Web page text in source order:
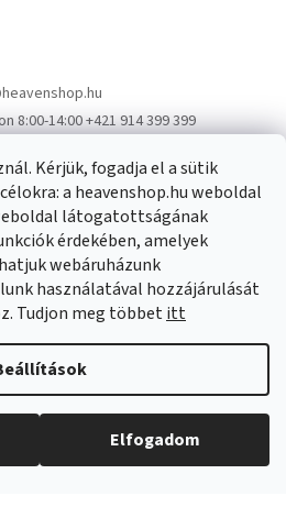
Kérjük, fogadja el a sütik
a heavenshop.hu weboldal
látogatottságának
érdekében, amelyek
webáruházunk
használatával hozzájárulását
Tudjon meg többetitt
Elfogadom
8:00-14:00 +421 914 399 399